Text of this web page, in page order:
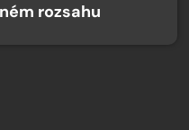
rozsahu